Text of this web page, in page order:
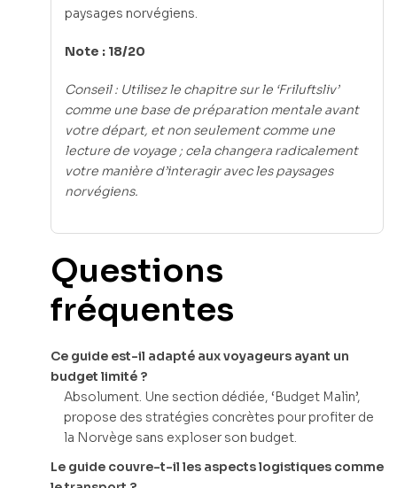
paysages norvégiens.
Note : 18/20
Conseil : Utilisez le chapitre sur le ‘Friluftsliv’
comme une base de préparation mentale avant
votre départ, et non seulement comme une
lecture de voyage ; cela changera radicalement
votre manière d’interagir avec les paysages
norvégiens.
Questions
fréquentes
Ce guide est-il adapté aux voyageurs ayant un
budget limité ?
Absolument. Une section dédiée, ‘Budget Malin’,
propose des stratégies concrètes pour profiter de
la Norvège sans exploser son budget.
Le guide couvre-t-il les aspects logistiques comme